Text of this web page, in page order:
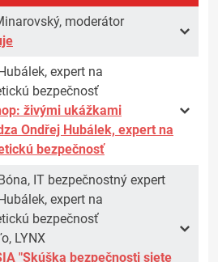
moderátor
expert na
bezpečnosť
živými ukážkami
Ondřej Hubálek, expert na
bezpečnosť
IT bezpečnostný expert
expert na
bezpečnosť
LYNX
"Skúška bezpečnosti siete